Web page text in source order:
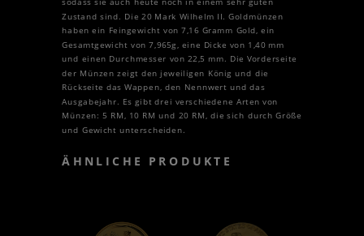
Zustand sind. Die 20 Mark Wilhelm II. Goldmünzen
haben ein Feingewicht von 7,16 Gramm Gold, ein
Gesamtgewicht von 7,965g, eine Dicke von 1,40 mm
und einen Durchmesser von 22,5 mm. Die Vorderseite
der Münzen zeigt den jeweiligen König und die
Rückseite das Wappen, den Nennwert und das
Ausgabejahr. Es gibt drei verschiedene Arten von
Münzen: 5 RM, 10 RM und 20 RM, die sich durch Größe
und Gewicht unterscheiden.
ÄHNLICHE PRODUKTE